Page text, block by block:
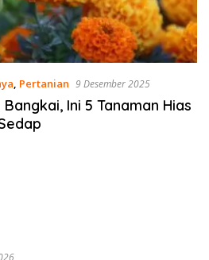
, Pertanian 9 Desember 2025
Ini 5 Tanaman Hias